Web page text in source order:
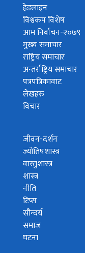
हेडलाइन
विश्वकप विशेष
आम निर्वाचन-२०७९
मुख्य समाचार
राष्ट्रिय समाचार
अन्तर्राष्ट्रिय समाचार
पत्रपत्रिकावाट
लेखहरु
विचार
जीवन-दर्शन
ज्योतिषशास्त्र
वास्तुशास्त्र
शास्त्र
नीति
टिप्स
सौन्दर्य
समाज
घटना